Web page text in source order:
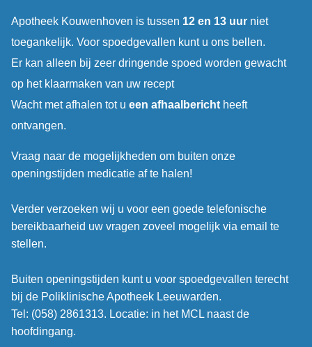
Apotheek Kouwenhoven is tussen 12 en 13 uur niet
toegankelijk. Voor spoedgevallen kunt u ons bellen.
Er kan alleen bij zeer dringende spoed worden gewacht
op het klaarmaken van uw recept
Wacht met afhalen tot u een afhaalbericht heeft
ontvangen.
Vraag naar de mogelijkheden om buiten onze
openingstijden medicatie af te halen!
Verder verzoeken wij u voor een goede telefonische
bereikbaarheid uw vragen zoveel mogelijk via email te
stellen.
Buiten openingstijden kunt u voor spoedgevallen terecht
bij de Poliklinische Apotheek Leeuwarden.
Tel: (058) 2861313. Locatie: in het MCL naast de
hoofdingang.